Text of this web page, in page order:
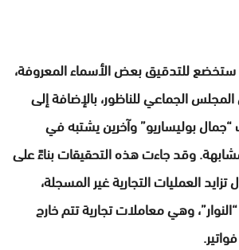
ستخضع للتدقيق بعض الأسماء المعروفة،
الجماعي للناظور، بالإضافة إلى
بوليساريو” وآخرين يشتبه في
وقد جاءت هذه التحقيقات بناءً على
تزايد العمليات التجارية غير المسجلة،
وهي معاملات تجارية تتم خارج